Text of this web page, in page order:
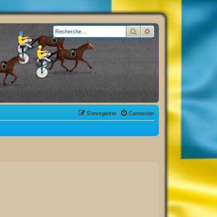
Rechercher
Connexion
S’enregistrer